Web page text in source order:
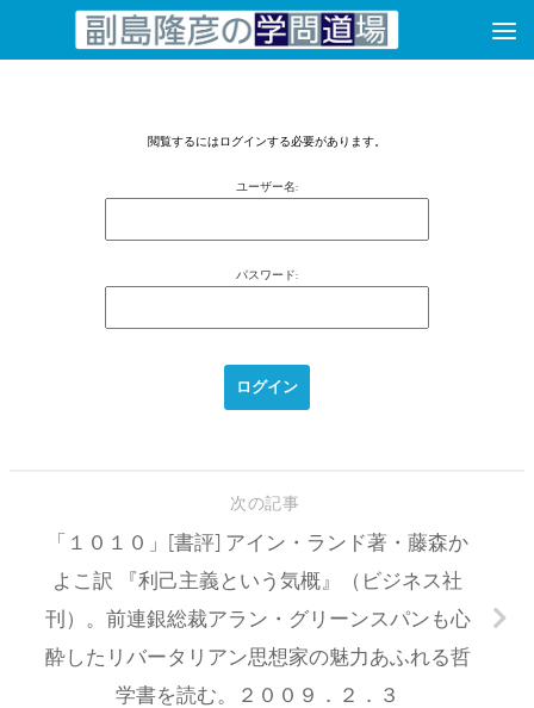
コンテンツへスキップ
閲覧するにはログインする必要があります。
ユーザー名:
パスワード:
次の記事
「１０１０」[書評] アイン・ランド著・藤森か
よこ訳 『利己主義という気概』（ビジネス社
刊）。前連銀総裁アラン・グリーンスパンも心
酔したリバータリアン思想家の魅力あふれる哲
学書を読む。２００９．２．３